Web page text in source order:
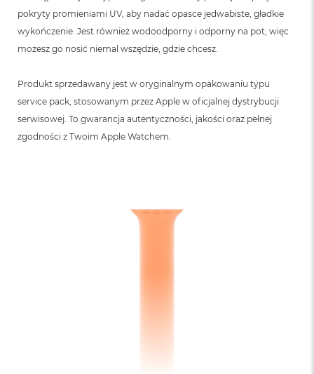
pokryty promieniami UV, aby nadać opasce jedwabiste, gładkie
wykończenie. Jest również wodoodporny i odporny na pot, więc
możesz go nosić niemal wszędzie, gdzie chcesz.
Produkt sprzedawany jest w oryginalnym opakowaniu typu
service pack, stosowanym przez Apple w oficjalnej dystrybucji
serwisowej. To gwarancja autentyczności, jakości oraz pełnej
zgodności z Twoim Apple Watchem.